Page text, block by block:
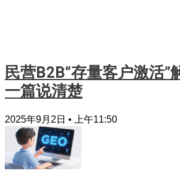
民营B2B“存量客户激活”
一篇说清楚
2025年9月2日 上午11:50